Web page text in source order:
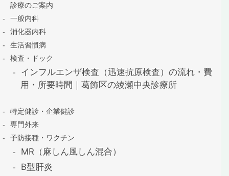
診療のご案内
一般内科
消化器内科
生活習慣病
検査・ドック
インフルエンザ検査（迅速抗原検査）の流れ・費
用・所要時間｜葛飾区の綾瀬中央診療所
特定健診・企業健診
専門外来
予防接種・ワクチン
MR（麻しん風しん混合）
B型肝炎